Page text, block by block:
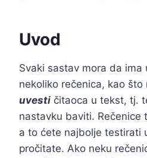
Uvod
Svaki sastav mora da ima
nekoliko rečenica, kao što
uvesti čitaoca u tekst, tj.
nastavku baviti. Rečenice
a to ćete najbolje testirati
pročitate. Ako neku